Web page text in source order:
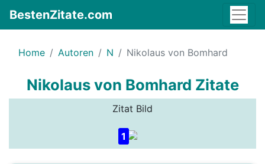
BestenZitate.com
Home Autoren N Nikolaus von Bomhard
Nikolaus von Bomhard Zitate
Zitat Bild
1